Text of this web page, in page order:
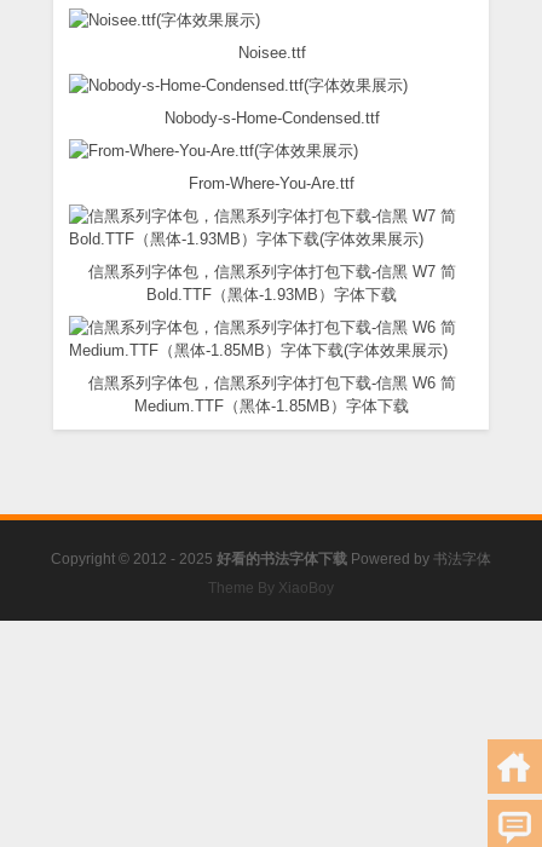
Noisee.ttf
Nobody-s-Home-Condensed.ttf
From-Where-You-Are.ttf
信黑系列字体包，信黑系列字体打包下载-信黑 W7 简
Bold.TTF（黑体-1.93MB）字体下载
信黑系列字体包，信黑系列字体打包下载-信黑 W6 简
Medium.TTF（黑体-1.85MB）字体下载
Copyright © 2012 - 2025 好看的书法字体下载 Powered by 书法字体
Theme By XiaoBoy